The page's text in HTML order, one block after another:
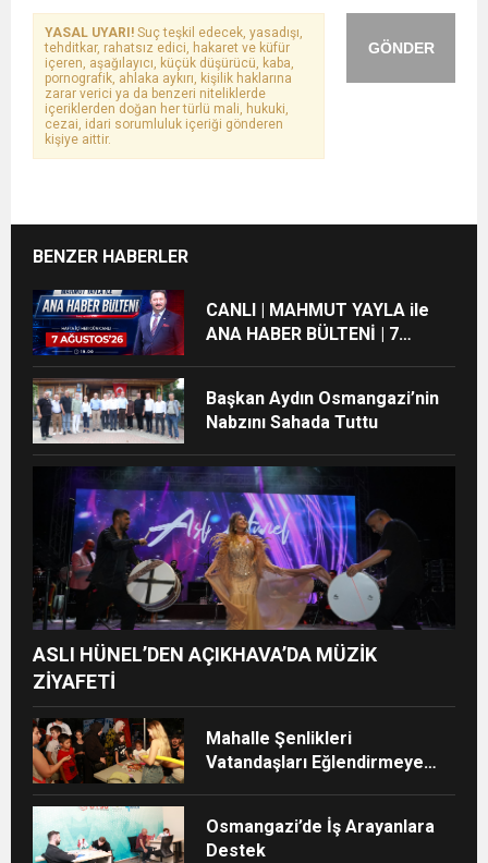
GÖNDER
YASAL UYARI! Suç teşkil edecek, yasadışı,
tehditkar, rahatsız edici, hakaret ve küfür
içeren, aşağılayıcı, küçük düşürücü, kaba,
pornografik, ahlaka aykırı, kişilik haklarına
zarar verici ya da benzeri niteliklerde
içeriklerden doğan her türlü mali, hukuki,
cezai, idari sorumluluk içeriği gönderen
kişiye aittir.
BENZER HABERLER
CANLI | MAHMUT YAYLA ile
ANA HABER BÜLTENİ | 7
Başkan Aydın Osmangazi’nin
Nabzını Sahada Tuttu
ASLI HÜNEL’DEN AÇIKHAVA’DA MÜZİK
ZİYAFETİ
Mahalle Şenlikleri
Vatandaşları Eğlendirmeye
Osmangazi’de İş Arayanlara
Destek